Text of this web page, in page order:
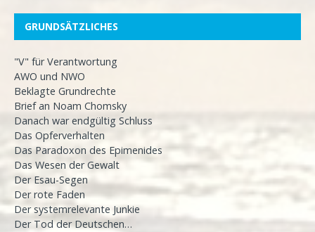
GRUNDSÄTZLICHES
"V" für Verantwortung
AWO und NWO
Beklagte Grundrechte
Brief an Noam Chomsky
Danach war endgültig Schluss
Das Opferverhalten
Das Paradoxon des Epimenides
Das Wesen der Gewalt
Der Esau-Segen
Der rote Faden
Der systemrelevante Junkie
Der Tod der Deutschen…